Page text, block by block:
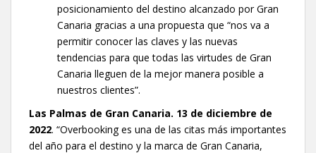
posicionamiento del destino alcanzado por Gran
Canaria gracias a una propuesta que “nos va a
permitir conocer las claves y las nuevas
tendencias para que todas las virtudes de Gran
Canaria lleguen de la mejor manera posible a
nuestros clientes”.
Las Palmas de Gran Canaria. 13 de diciembre de
2022. “Overbooking es una de las citas más importantes
del año para el destino y la marca de Gran Canaria,